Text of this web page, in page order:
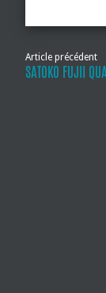
Article précédent
SATOKO FUJII